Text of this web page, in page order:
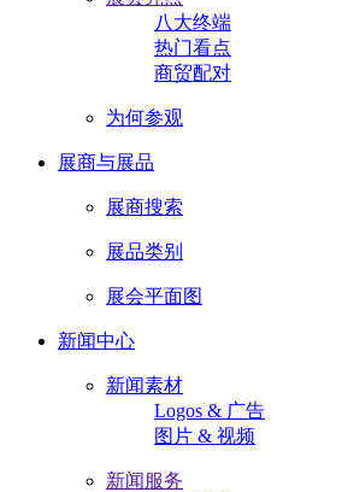
八大终端
热门看点
商贸配对
为何参观
展商与展品
展商搜索
展品类别
展会平面图
新闻中心
新闻素材
Logos & 广告
图片 & 视频
新闻服务